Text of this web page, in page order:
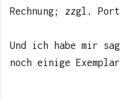
Rechnung; zzgl.
Und ich habe mir
noch einige